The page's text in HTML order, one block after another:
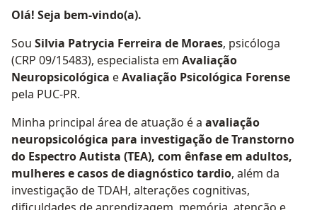
Olá! Seja bem-vindo(a).
Sou Silvia Patrycia Ferreira de Moraes, psicóloga
(CRP 09/15483), especialista em Avaliação
Neuropsicológica eAvaliação Psicológica Forense
pela PUC-PR.
Minha principal área de atuação é a avaliação
neuropsicológica para investigação de Transtorno
do Espectro Autista (TEA), com ênfase em adultos,
mulheres e casos de diagnóstico tardio, além da
investigação de TDAH, alterações cognitivas,